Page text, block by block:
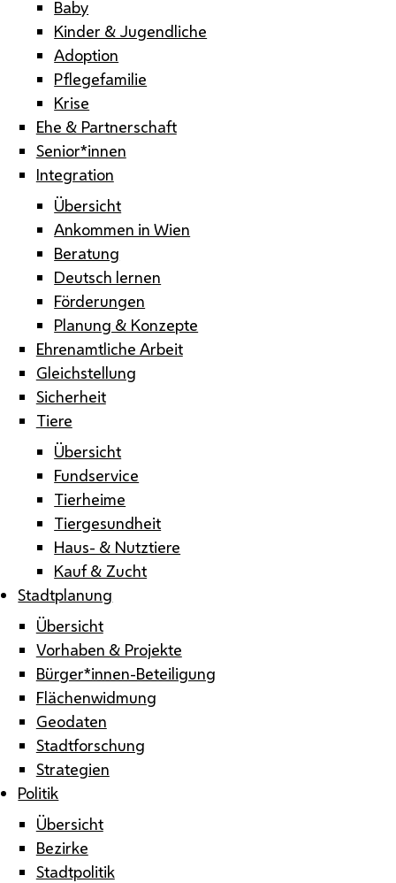
Baby
Kinder & Jugendliche
Adoption
Pflegefamilie
Krise
Ehe & Partnerschaft
Senior*innen
Integration
Übersicht
Ankommen in Wien
Beratung
Deutsch lernen
Förderungen
Planung & Konzepte
Ehrenamtliche Arbeit
Gleichstellung
Sicherheit
Tiere
Übersicht
Fundservice
Tierheime
Tiergesundheit
Haus- & Nutztiere
Kauf & Zucht
Stadtplanung
Übersicht
Vorhaben & Projekte
Bürger*innen-Beteiligung
Flächenwidmung
Geodaten
Stadtforschung
Strategien
Politik
Übersicht
Bezirke
Stadtpolitik